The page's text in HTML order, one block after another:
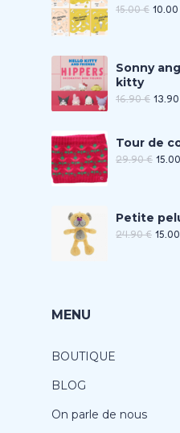
15.00€ 10.00
Sonny
kitty
16.90€ 13.90
Tour de
29.90€ 15.00
Petite
24.90€ 15.00
MENU
BOUTIQUE
BLOG
On parle de nous